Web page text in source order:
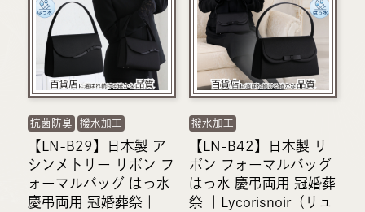
抗菌防臭 撥水加工
【LN-B29】日本製 ア
シンメトリー リボン フ
ォーマルバッグ はっ水
慶弔両用 冠婚葬祭｜
撥水加工
【LN-B42】日本製 リ
ボン フォーマルバッグ
はっ水 慶弔両用 冠婚葬
祭 ｜Lycorisnoir（リュ